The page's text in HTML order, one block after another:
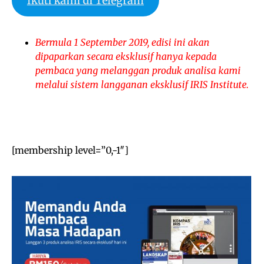
Bermula 1 September 2019, edisi ini akan
dipaparkan secara eksklusif hanya kepada
pembaca yang melanggan produk analisa kami
melalui sistem langganan eksklusif IRIS Institute.
[membership level=”0,-1″]